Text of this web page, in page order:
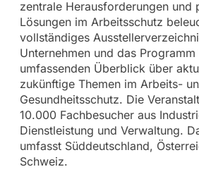
zentrale Herausforderungen und
Lösungen im Arbeitsschutz
vollständiges
Unternehmen und das
umfassenden Überblick über
zukünftige Themen im Arbeits-
Gesundheitsschutz. Die
10.000 Fachbesucher aus
Dienstleistung und Verwaltung.
umfasst Süddeutschland,
Schweiz.